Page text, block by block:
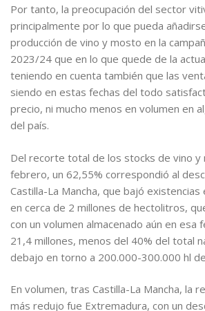
Por tanto, la preocupación del sector
principalmente por lo que pueda
producción de vino y mosto en la
2023/24 que en lo que quede de la
teniendo en cuenta también que las
siendo en estas fechas del todo
precio, ni mucho menos en volumen en
del país.
Del recorte total de los stocks de vino y
febrero, un 62,55% correspondió al
Castilla-La Mancha, que bajó existencias
en cerca de 2 millones de hectolitros,
con un volumen almacenado aún en esa
21,4 millones, menos del 40% del total
debajo en torno a 200.000-300.000 hl
En volumen, tras Castilla-La Mancha, la
más redujo fue Extremadura, con un